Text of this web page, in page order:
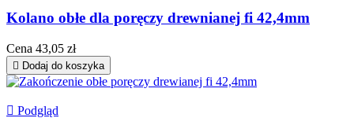
Kolano obłe dla poręczy drewnianej fi 42,4mm
Cena 43,05 zł
 Dodaj do koszyka
 Podgląd